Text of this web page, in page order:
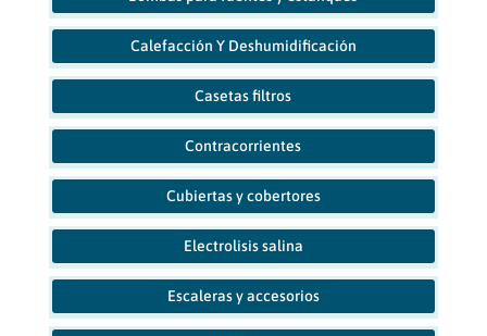
Calefacción Y Deshumidificación
Casetas filtros
Contracorrientes
Cubiertas y cobertores
Electrolisis salina
Escaleras y accesorios